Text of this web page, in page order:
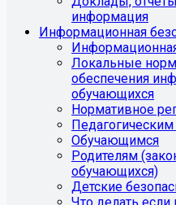
информация
Информационная
Локальные
обеспечения
обучающихся
Нормативное
Обучающимся
Родителям
обучающихся)
Детские